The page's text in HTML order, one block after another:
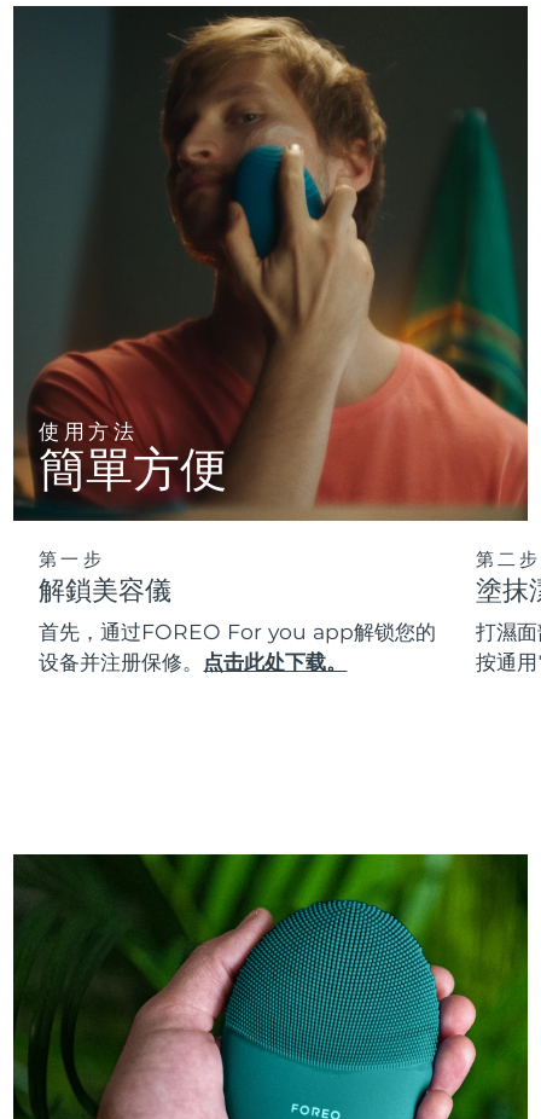
使用方法
簡單方便
第一步
解鎖美容儀
首先，通过FOREO For you app解锁您的
设备并注册保修。 点击此处下载。
第二步
塗抹
打濕
按通